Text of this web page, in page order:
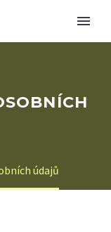
údajů